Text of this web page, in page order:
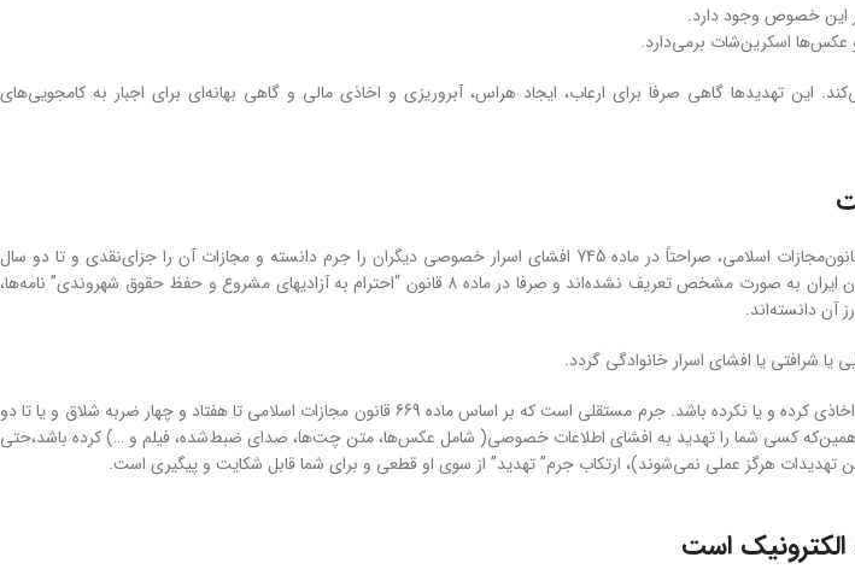
این خصوص وجود دارد.
عکس‌ها اسکرین‌شات برمی‌دارد.
این تهدیدها گاهی صرفا برای ارعاب، ایجاد هراس، آبروریزی و اخاذی مالی و گاهی بهانه‌ای برای اجبار به کامجویی‌های
مطابق قانون افشای اطلاعات‌ِ خصوصی، جرم است. قانون‌مجازات‌ اسلامی، صراحتاً در ماده 745 افشای اسرار خصوصی دیگران را جرم دانسته و مجازات آن را جزای‌‌نقدی و تا دو سال
حبس درنظر گرفته است. البته اسرار خصوصی در قانون ایران به صورت مشخص تعریف نشده‌اند و صرفا در ماده 8 قانون “احترام به آزادیهای مشروع و حفظ حقوق شهروندی” نامه‌ها،
آن دانسته‌اند.
شرافتی یا افشای اسرار خانوادگی گردد.
خواه تهدیدکننده به این واسطه، تقاضای مال به قصد اخاذی کرده و یا نکرده باشد. جرم مستقلی است که بر اساس ماده 669 قانون‌ مجازات ‌اسلامی تا هفتاد و چهار ضربه ‌شلاق و یا تا دو
همین‌که کسی شما را تهدید به افشای اطلاعات خصوصی( شامل عکس‌ها، متن چت‌ها، صدای ضبط‌شده، فیلم و …) کرده باشد،حتی
تهدیدات هرگز عملی نمی‌شوند)، ارتکاب جرم” تهدید” از سوی او قطعی و برای شما قابل شکایت و پیگیری است.
است